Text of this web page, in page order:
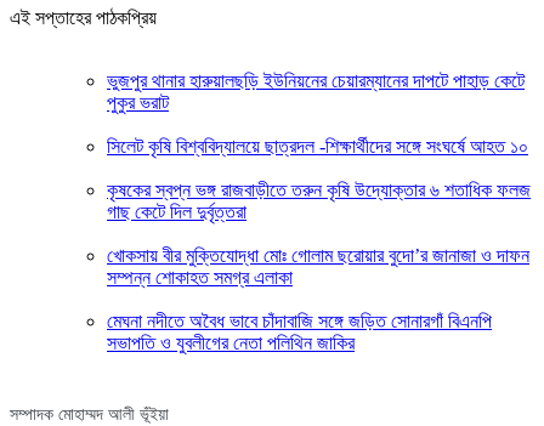
এই সপ্তাহের পাঠকপ্রিয়
ভুজপুর থানার হারুয়ালছড়ি ইউনিয়নের চেয়ারম্যানের দাপটে পাহাড় কেটে
পুকুর ভরাট
সিলেট কৃষি বিশ্ববিদ্যালয়ে ছাত্রদল -শিক্ষার্থীদের সঙ্গে সংঘর্ষে আহত ১০
কৃষকের স্বপ্ন ভঙ্গ রাজবাড়ীতে তরুন কৃষি উদ্যোক্তার ৬ শতাধিক ফলজ
গাছ কেটে দিল দুর্বৃত্তরা
খোকসায় বীর মুক্তিযোদ্ধা মোঃ গোলাম ছরোয়ার বুদো’র জানাজা ও দাফন
সম্পন্ন শোকাহত সমগ্র এলাকা
মেঘনা নদীতে অবৈধ ভাবে চাঁদাবাজি সঙ্গে জড়িত সোনারগাঁ বিএনপি
সভাপতি ও যুবলীগের নেতা পলিথিন জাকির
সম্পাদক মোহাম্মদ আলী ভূঁইয়া